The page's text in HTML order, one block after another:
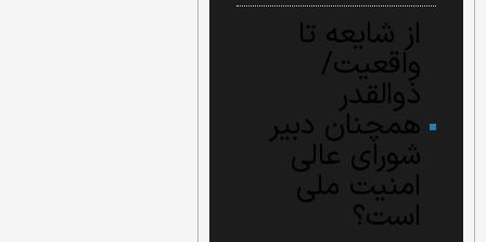
از شایعه تا
واقعیت/
ذوالقدر
همچنان دبیر
شورای ‌عالی
امنیت ملی
است؟